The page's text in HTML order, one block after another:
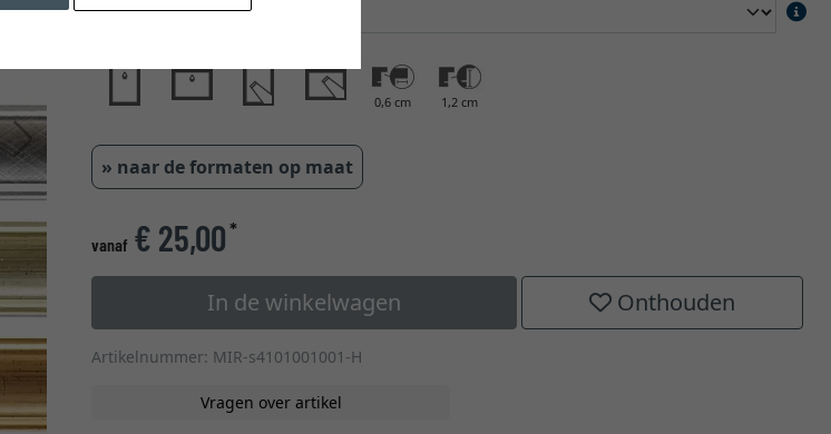
Verder
glastype
0,6 cm 1,2 cm
» naar de formaten op maat
vanaf € 25,00*
In de winkelwagen Onthouden
Artikelnummer: MIR-s4101001001-H
Vragen over artikel